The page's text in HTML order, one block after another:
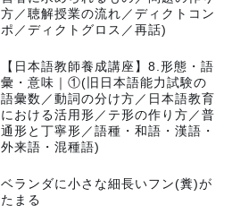
方／聴解授業の流れ／ディクトコン
ポ／ディクトグロス／再話)
【日本語教師養成講座】8.形態・語
彙・意味｜①(旧日本語能力試験の
語彙数／動詞の分け方／日本語教育
における活用形／テ形の作り方／普
通形と丁寧形／語種・和語・漢語・
外来語・混種語)
ベランダに小さな細長いフン(糞)が
たまる